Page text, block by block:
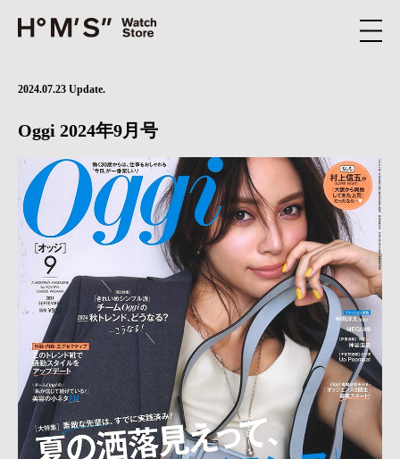
2024.07.23 Update.
Oggi 2024年9月号